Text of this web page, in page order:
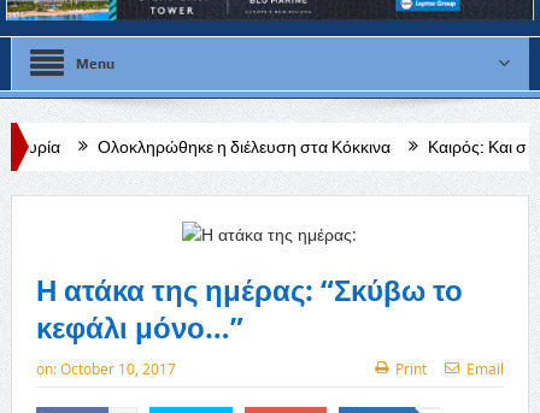
Menu
η διέλευση στα Κόκκινα Καιρός: Και σήμερα στου 40
Μυλωνά»
Η ατάκα της ημέρας: “Σκύβω το
κεφάλι μόνο…”
on:October 10, 2017 Print Email